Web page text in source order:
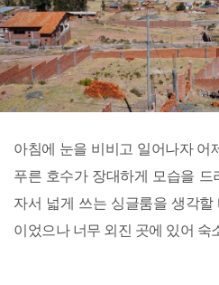
아침에 눈을 비비고 일어나자 어
푸른 호수가 장대하게 모습을
자서 넓게 쓰는 싱글룸을 생각
이었으나 너무 외진 곳에 있어 숙